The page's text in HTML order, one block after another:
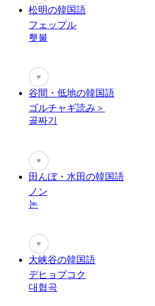
松明の韓国語
フェップル
횃불
♥
谷間・低地の韓国語
ゴルチャギ読み＞
골짜기
♥
田んぼ・水田の韓国語
ノン
논
♥
大峡谷の韓国語
デヒョプコク
대협곡